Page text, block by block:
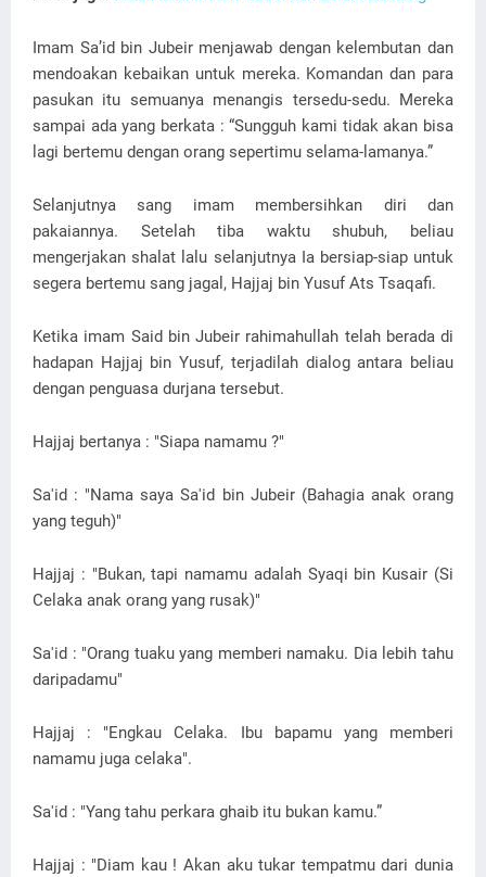
Imam Sa’id bin Jubeir menjawab dengan kelembutan dan
mendoakan kebaikan untuk mereka. Komandan dan para
pasukan itu semuanya menangis tersedu-sedu. Mereka
sampai ada yang berkata : “Sungguh kami tidak akan bisa
lagi bertemu dengan orang sepertimu selama-lamanya.”
Selanjutnya sang imam membersihkan diri dan
pakaiannya. Setelah tiba waktu shubuh, beliau
mengerjakan shalat lalu selanjutnya Ia bersiap-siap untuk
segera bertemu sang jagal, Hajjaj bin Yusuf Ats Tsaqafi.
Ketika imam Said bin Jubeir rahimahullah telah berada di
hadapan Hajjaj bin Yusuf, terjadilah dialog antara beliau
dengan penguasa durjana tersebut.
Hajjaj bertanya : "Siapa namamu ?"
Sa'id : "Nama saya Sa'id bin Jubeir (Bahagia anak orang
yang teguh)"
Hajjaj : "Bukan, tapi namamu adalah Syaqi bin Kusair (Si
Celaka anak orang yang rusak)"
Sa'id : "Orang tuaku yang memberi namaku. Dia lebih tahu
daripadamu"
Hajjaj : "Engkau Celaka. Ibu bapamu yang memberi
namamu juga celaka".
Sa'id : "Yang tahu perkara ghaib itu bukan kamu.”
Hajjaj : "Diam kau ! Akan aku tukar tempatmu dari dunia